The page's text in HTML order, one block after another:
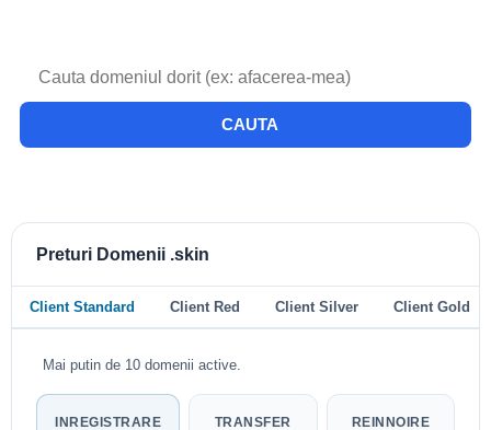
CAUTA
Preturi Domenii .skin
Client Standard Client Red Client Silver Client Gold
Mai putin de 10 domenii active.
INREGISTRARE TRANSFER REINNOIRE